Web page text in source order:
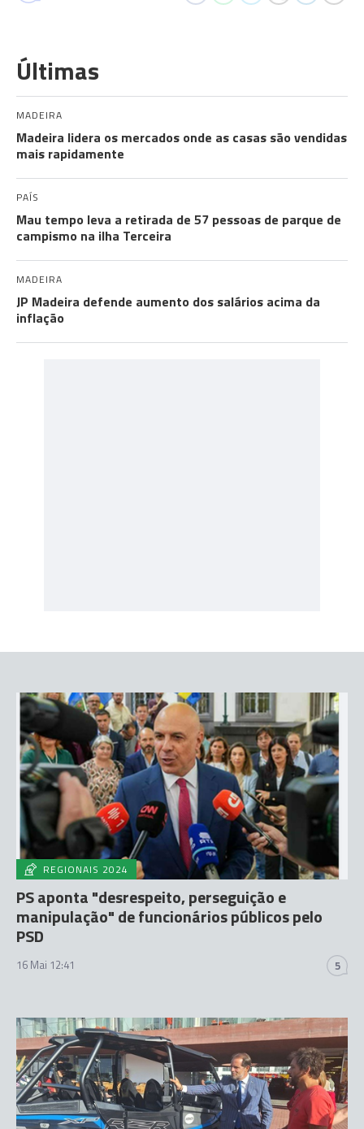
Últimas
MADEIRA
Madeira lidera os mercados onde as casas são vendidas
mais rapidamente
PAÍS
Mau tempo leva a retirada de 57 pessoas de parque de
campismo na ilha Terceira
MADEIRA
JP Madeira defende aumento dos salários acima da
inflação
REGIONAIS 2024
PS aponta "desrespeito, perseguição e
manipulação" de funcionários públicos pelo
PSD
16 Mai 12:41 5